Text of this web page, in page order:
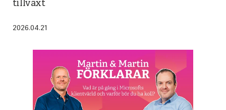
tillväxt
2026.04.21